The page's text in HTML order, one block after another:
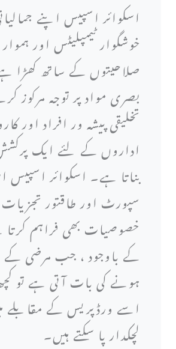
اسکوائر اسپیس اپنے
خوشگوار ٹیمپلیٹس اور
صلاحیتوں کے ساتھ کھڑا
بصری مواد پر توجہ مرکوز
تخلیقی پیشہ ور افراد اور
اداروں کے لئے ایک
بناتا ہے۔ اسکوائر
سپورٹ اور طاقتور
خصوصیات بھی فراہم
کے باوجود ، جب مرضی
ہونے کی بات آتی ہے تو
اسے ورڈپریس کے مقابلے
لچکدار پا سکتے ہیں۔